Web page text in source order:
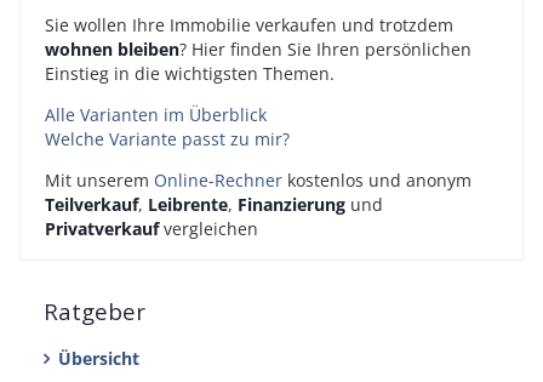
Sie wollen Ihre Immobilie verkaufen und trotzdem
wohnen bleiben? Hier finden Sie Ihren persönlichen
Einstieg in die wichtigsten Themen.
Alle Varianten im Überblick
Welche Variante passt zu mir?
Mit unserem Online-Rechner kostenlos und anonym
Teilverkauf, Leibrente, Finanzierung und
Privatverkaufvergleichen
Ratgeber
Übersicht